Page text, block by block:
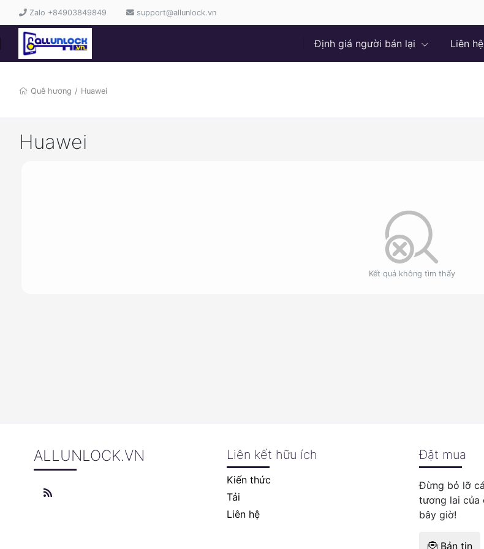
Zalo +84903849849 support@allunlock.vn
Định giá người bán lại Liên hệ
Quê hương / Huawei
Huawei
Kết quả không tìm thấy
ALLUNLOCK.VN Liên kết hữu ích
Kiến thức
Tải
Liên hệ
Đặt mua
Đừng bỏ lỡ
tương lai của
bây giờ!
Bản tin